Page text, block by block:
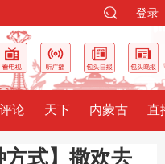
登录
评论 天下 内蒙古 直
方式】撒欢去